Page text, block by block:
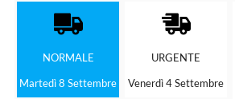
NORMALE
Martedì 8 Settembre
URGENTE
Venerdì 4 Settembre